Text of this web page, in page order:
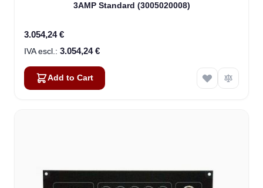
3AMP Standard (3005020008)
3.054,24 €
3.054,24 €
Add to Cart